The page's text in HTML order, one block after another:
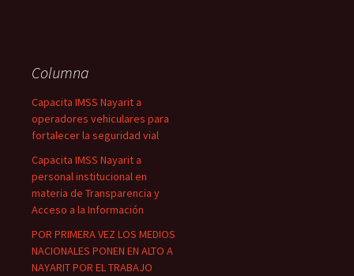
Columna
Capacita IMSS Nayarit a
operadores vehiculares para
fortalecer la seguridad vial
Capacita IMSS Nayarit a
personal institucional en
materia de Transparencia y
Acceso a la Información
POR PRIMERA VEZ LOS MEDIOS
NACIONALES PONEN EN ALTO A
NAYARIT POR EL TRABAJO